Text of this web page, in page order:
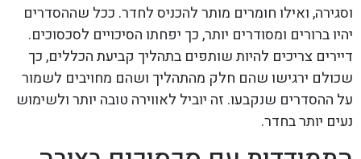
וסגירה, ואילו חומרים מותר להכניס לחדר. ככל שההסדרים
יהיו ברורים ומסודרים יותר, כך יפחתו הסיכויים לסכסוכים.
דיירים צריכים להיות שותפים בתהליך קביעת הכללים, כך
שכולם ירגישו שהם חלק מהתהליך ושהם מחויבים לשמור
על ההסדרים שנקבעו. זה יוביל לאווירה טובה יותר ולשימוש
נעים יותר בחדר.